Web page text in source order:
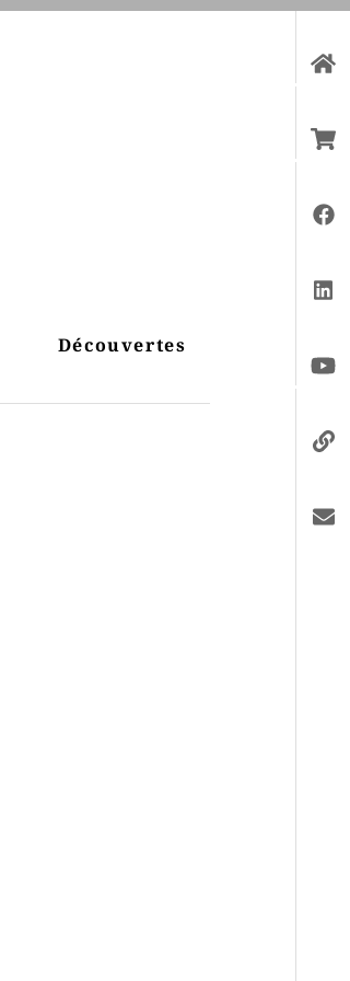
Découvertes